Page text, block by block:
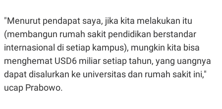
T
K
E
E
A
P
E
R
A
V
E
R
T
"Menurut pendapat saya, jika kita melakukan itu
(membangun rumah sakit pendidikan berstandar
internasional di setiap kampus), mungkin kita bisa
menghemat USD6 miliar setiap tahun, yang uangnya
dapat disalurkan ke universitas dan rumah sakit ini,"
ucap Prabowo.